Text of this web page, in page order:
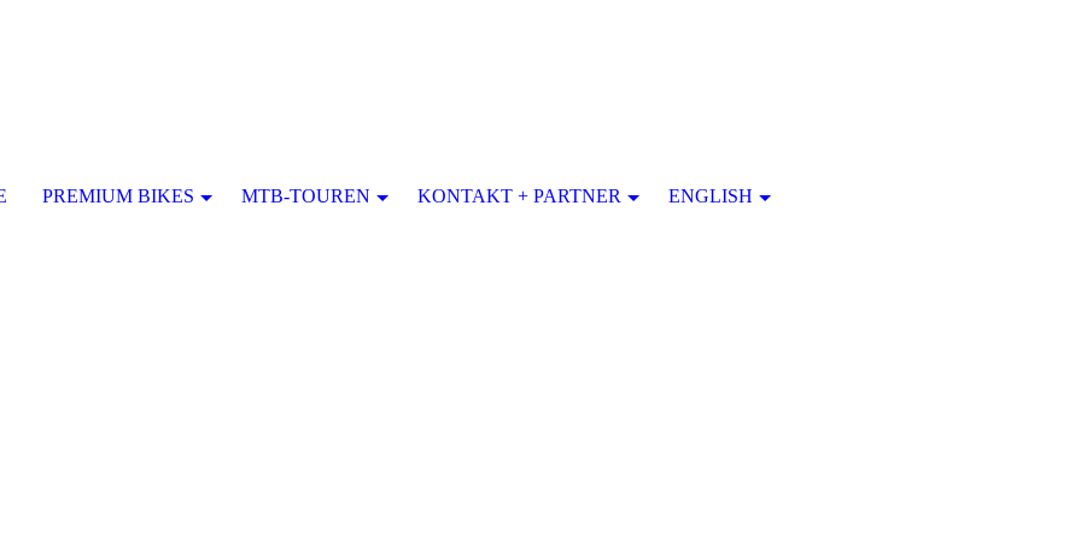
PREMIUM BIKES MTB-TOUREN KONTAKT + PARTNER ENGLISH